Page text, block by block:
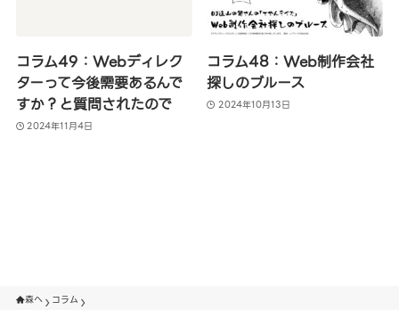
コラム49：Webディレク
ターって今後需要あるんで
すか？と質問されたので
2024年11月4日
コラム48：Web制作会社
探しのブルース
2024年10月13日
森へ コラム